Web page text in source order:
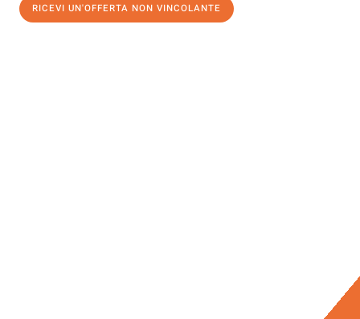
RICEVI UN'OFFERTA NON VINCOLANTE